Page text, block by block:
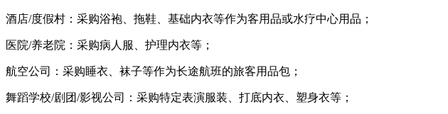
酒店/度假村：采购浴袍、拖鞋、基础内衣等作为客用品或水疗中心用品；
医院/养老院：采购病人服、护理内衣等；
航空公司：采购睡衣、袜子等作为长途航班的旅客用品包；
舞蹈学校/剧团/影视公司：采购特定表演服装、打底内衣、塑身衣等；